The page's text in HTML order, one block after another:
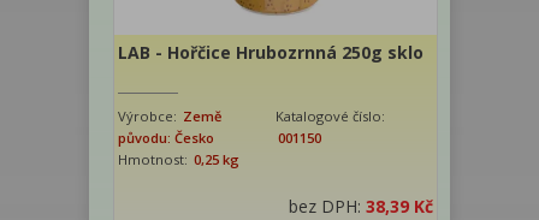
LAB - Hořčice Hrubozrnná 250g sklo
Výrobce: Země
původu: Česko
Katalogové číslo:
001150
Hmotnost: 0,25 kg
bez DPH:38,39 Kč